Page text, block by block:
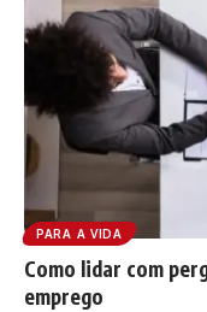
PARA A VIDA
Como lidar com
emprego